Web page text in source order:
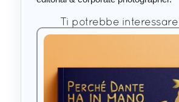
Ti potrebbe